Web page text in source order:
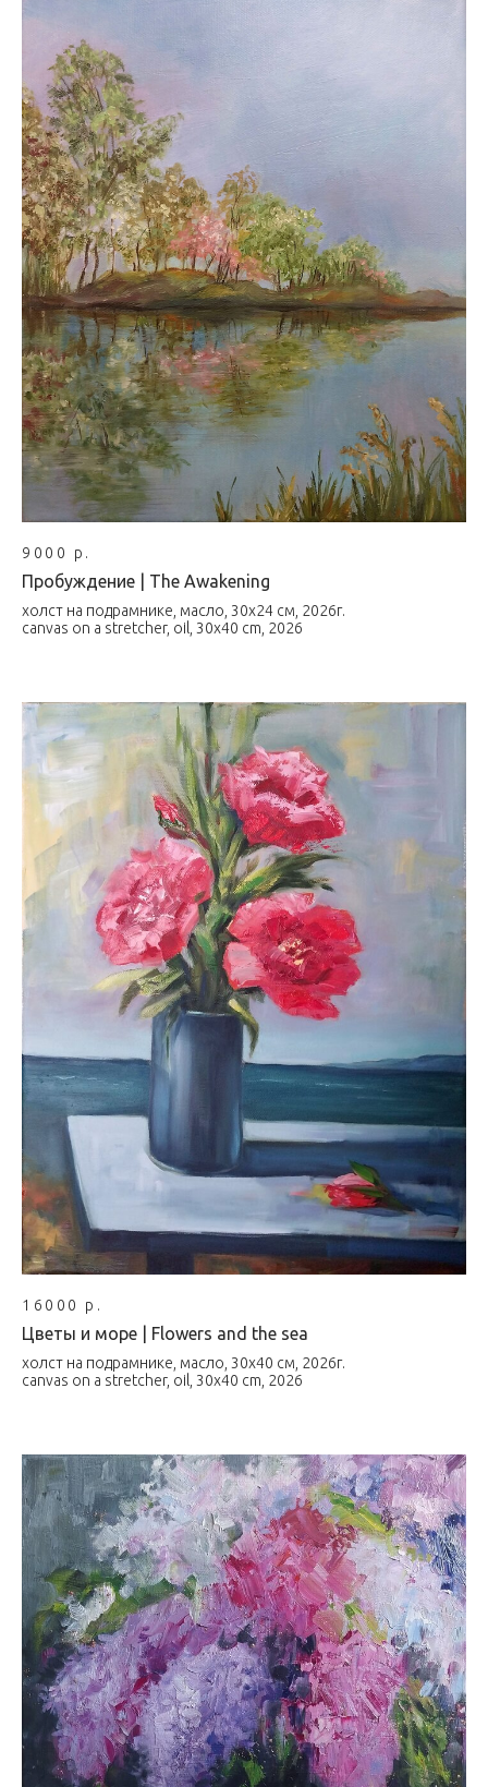
9000 р.
Пробуждение | The Awakening
холст на подрамнике, масло, 30х24 см, 2026г.
canvas on a stretcher, oil, 30x40 cm, 2026
16000 р.
Цветы и море | Flowers and the sea
холст на подрамнике, масло, 30х40 см, 2026г.
canvas on a stretcher, oil, 30x40 cm, 2026